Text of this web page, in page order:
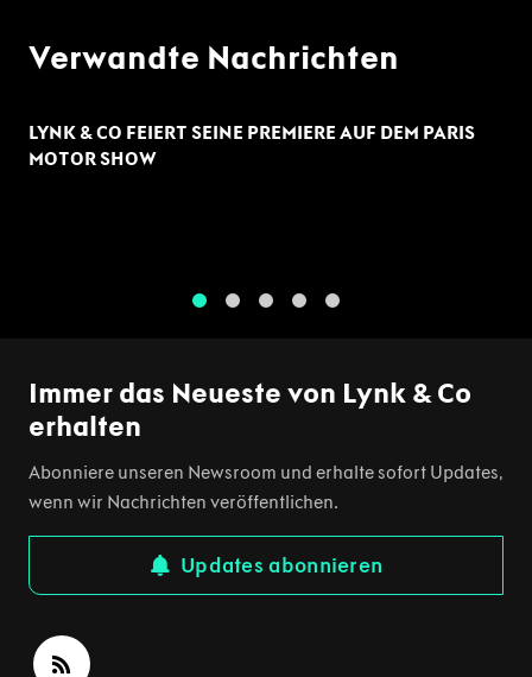
Verwandte Nachrichten
LYNK & CO FEIERT SEINE PREMIERE AUF DEM PARIS
MOTOR SHOW
Immer das Neueste von Lynk & Co
erhalten
Abonniere unseren Newsroom und erhalte sofort Updates,
wenn wir Nachrichten veröffentlichen.
Updates abonnieren